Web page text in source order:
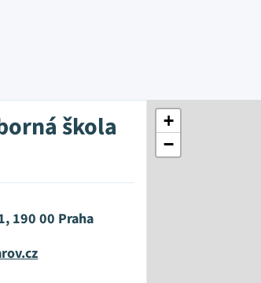
škola
190 00 Praha
+
−